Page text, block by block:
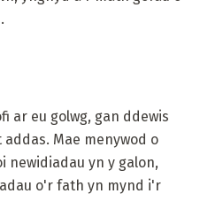
ar eu golwg, gan ddewis
Mae menywod o
newidiadau yn y galon,
o'r fath yn mynd i'r